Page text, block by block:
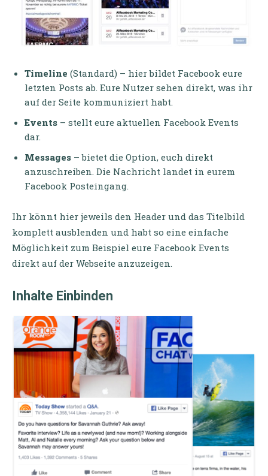
Timeline (Standard) – hier bildet Facebook eure
letzten Posts ab. Eure Nutzer sehen direkt, was ihr
auf der Seite kommuniziert habt.
Events – stellt eure aktuellen Facebook Events
dar.
Messages – bietet die Option, euch direkt
anzuschreiben. Die Nachricht landet in eurem
Facebook Posteingang.
Ihr könnt hier jeweils den Header und das Titelbild
komplett ausblenden und habt so eine einfache
Möglichkeit zum Beispiel eure Facebook Events
direkt auf der Webseite anzuzeigen.
Inhalte Einbinden